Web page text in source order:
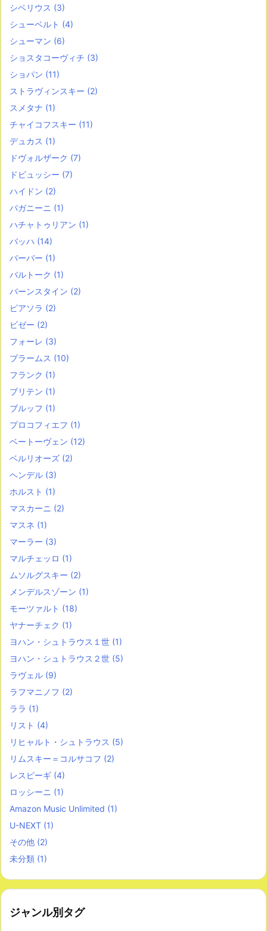
シベリウス (3)
シューベルト (4)
シューマン (6)
ショスタコーヴィチ (3)
ショパン (11)
ストラヴィンスキー (2)
スメタナ (1)
チャイコフスキー (11)
デュカス (1)
ドヴォルザーク (7)
ドビュッシー (7)
ハイドン (2)
パガニーニ (1)
ハチャトゥリアン (1)
バッハ (14)
バーバー (1)
バルトーク (1)
バーンスタイン (2)
ピアソラ (2)
ビゼー (2)
フォーレ (3)
ブラームス (10)
フランク (1)
ブリテン (1)
ブルッフ (1)
プロコフィエフ (1)
ベートーヴェン (12)
ベルリオーズ (2)
ヘンデル (3)
ホルスト (1)
マスカーニ (2)
マスネ (1)
マーラー (3)
マルチェッロ (1)
ムソルグスキー (2)
メンデルスゾーン (1)
モーツァルト (18)
ヤナーチェク (1)
ヨハン・シュトラウス１世 (1)
ヨハン・シュトラウス２世 (5)
ラヴェル (9)
ラフマニノフ (2)
ララ (1)
リスト (4)
リヒャルト・シュトラウス (5)
リムスキー＝コルサコフ (2)
レスピーギ (4)
ロッシーニ (1)
Amazon Music Unlimited (1)
U-NEXT (1)
その他 (2)
未分類 (1)
ジャンル別タグ